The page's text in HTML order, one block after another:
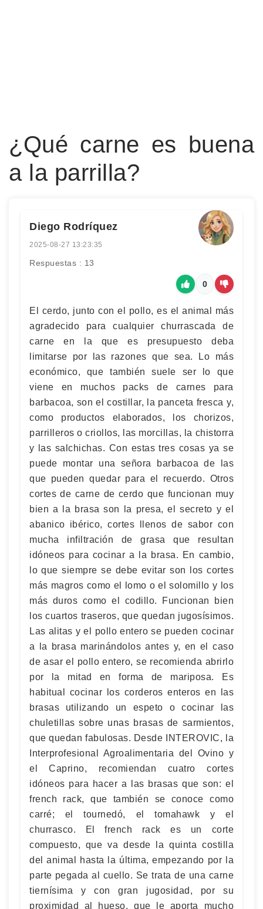
¿Qué carne es buena
a la parrilla?
Diego Rodríquez
2025-08-27 13:23:35
Respuestas : 13
0
El cerdo, junto con el pollo, es el animal más
agradecido para cualquier churrascada de
carne en la que es presupuesto deba
limitarse por las razones que sea. Lo más
económico, que también suele ser lo que
viene en muchos packs de carnes para
barbacoa, son el costillar, la panceta fresca y,
como productos elaborados, los chorizos,
parrilleros o criollos, las morcillas, la chistorra
y las salchichas. Con estas tres cosas ya se
puede montar una señora barbacoa de las
que pueden quedar para el recuerdo. Otros
cortes de carne de cerdo que funcionan muy
bien a la brasa son la presa, el secreto y el
abanico ibérico, cortes llenos de sabor con
mucha infiltración de grasa que resultan
idóneos para cocinar a la brasa. En cambio,
lo que siempre se debe evitar son los cortes
más magros como el lomo o el solomillo y los
más duros como el codillo. Funcionan bien
los cuartos traseros, que quedan jugosísimos.
Las alitas y el pollo entero se pueden cocinar
a la brasa marinándolos antes y, en el caso
de asar el pollo entero, se recomienda abrirlo
por la mitad en forma de mariposa. Es
habitual cocinar los corderos enteros en las
brasas utilizando un espeto o cocinar las
chuletillas sobre unas brasas de sarmientos,
que quedan fabulosas. Desde INTEROVIC, la
Interprofesional Agroalimentaria del Ovino y
el Caprino, recomiendan cuatro cortes
idóneos para hacer a las brasas que son: el
french rack, que también se conoce como
carré; el tournedó, el tomahawk y el
churrasco. El french rack es un corte
compuesto, que va desde la quinta costilla
del animal hasta la última, empezando por la
parte pegada al cuello. Se trata de una carne
tiernísima y con gran jugosidad, por su
proximidad al hueso, que le aporta mucho